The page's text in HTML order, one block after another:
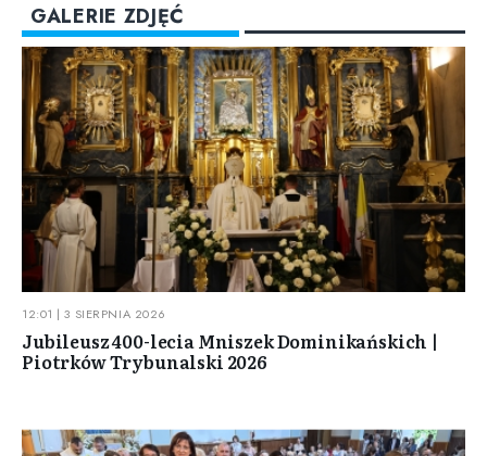
GALERIE ZDJĘĆ
12:01 | 3 SIERPNIA 2026
Jubileusz 400-lecia Mniszek Dominikańskich |
Piotrków Trybunalski 2026